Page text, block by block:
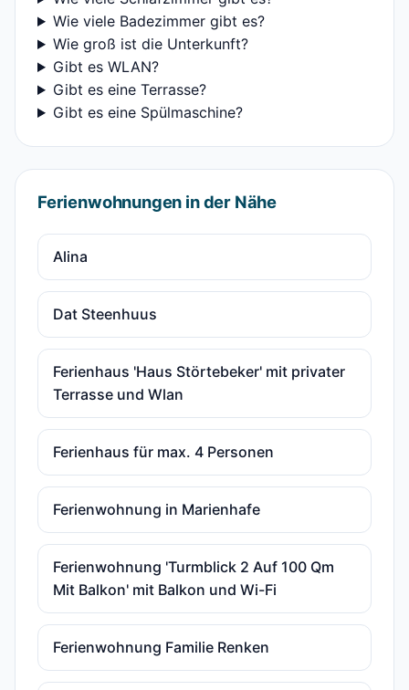
Wie viele Badezimmer gibt es?
Wie groß ist die Unterkunft?
Gibt es WLAN?
Gibt es eine Terrasse?
Gibt es eine Spülmaschine?
Ferienwohnungen in der Nähe
Alina
Dat Steenhuus
Ferienhaus 'Haus Störtebeker' mit privater
Terrasse und Wlan
Ferienhaus für max. 4 Personen
Ferienwohnung in Marienhafe
Ferienwohnung 'Turmblick 2 Auf 100 Qm
Mit Balkon' mit Balkon und Wi-Fi
Ferienwohnung Familie Renken